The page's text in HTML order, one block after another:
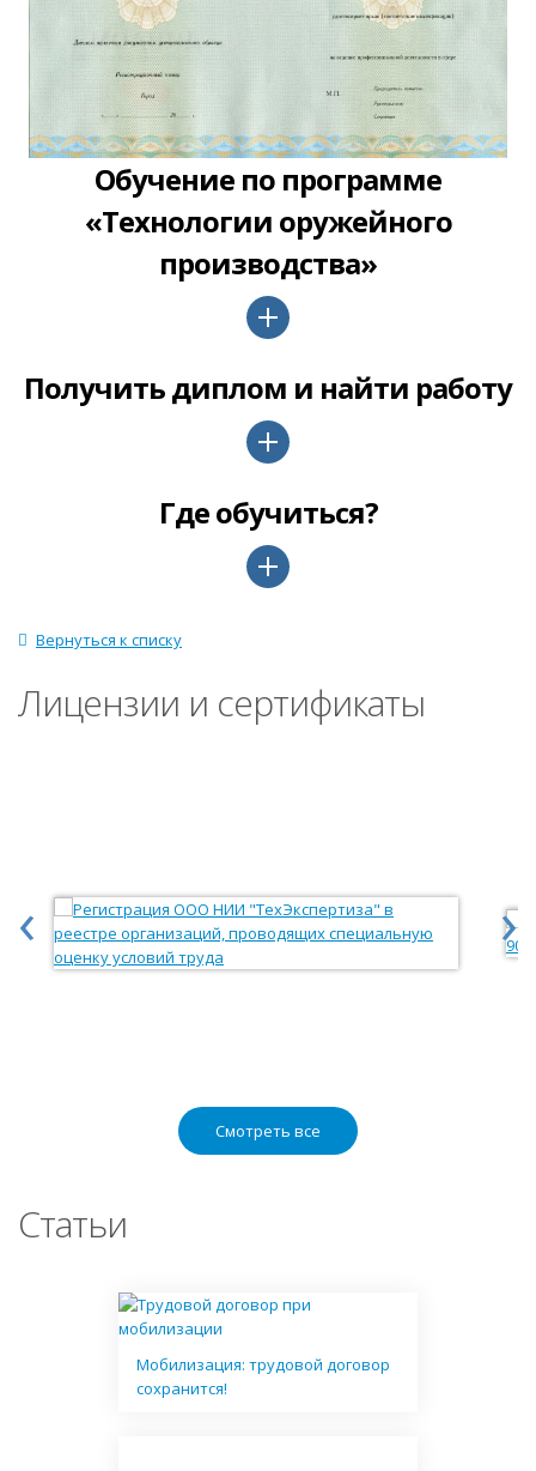
Обучение по программе
«Технологии оружейного
производства»
Получить диплом и найти работу
Где обучиться?
Вернуться к списку
Лицензии и сертификаты
‹ ›
Смотреть все
Статьи
Мобилизация: трудовой договор
сохранится!